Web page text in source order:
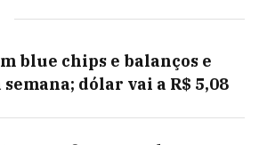
blue chips e balanços e
dólar vai a R$ 5,08